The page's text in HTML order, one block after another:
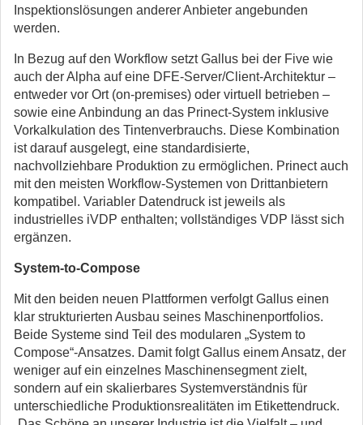
Inspektionslösungen anderer Anbieter angebunden
werden.
In Bezug auf den Workflow setzt Gallus bei der Five wie
auch der Alpha auf eine DFE-Server/Client-Architektur –
entweder vor Ort (on-premises) oder virtuell betrieben –
sowie eine Anbindung an das Prinect-System inklusive
Vorkalkulation des Tintenverbrauchs. Diese Kombination
ist darauf ausgelegt, eine standardisierte,
nachvollziehbare Produktion zu ermöglichen. Prinect auch
mit den meisten Workflow-Systemen von Drittanbietern
kompatibel. Variabler Datendruck ist jeweils als
industrielles iVDP enthalten; vollständiges VDP lässt sich
ergänzen.
System-to-Compose
Mit den beiden neuen Plattformen verfolgt Gallus einen
klar strukturierten Ausbau seines Maschinenportfolios.
Beide Systeme sind Teil des modularen „System to
Compose“-Ansatzes. Damit folgt Gallus einem Ansatz, der
weniger auf ein einzelnes Maschinensegment zielt,
sondern auf ein skalierbares Systemverständnis für
unterschiedliche Produktionsrealitäten im Etikettendruck.